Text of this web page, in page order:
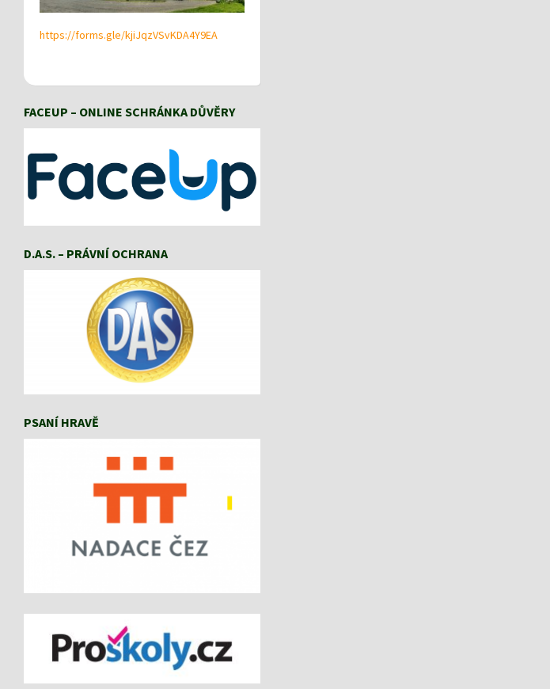
https://forms.gle/kjiJqzVSvKDA4Y9EA
FACEUP – ONLINE SCHRÁNKA DŮVĚRY
D.A.S. – PRÁVNÍ OCHRANA
PSANÍ HRAVĚ